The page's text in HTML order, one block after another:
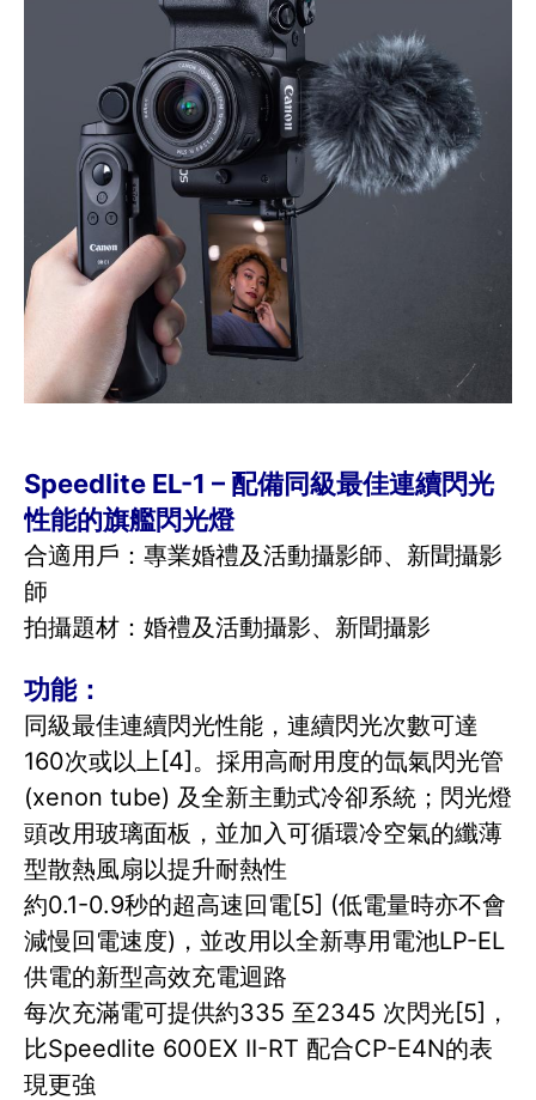
Speedlite EL-1 – 配備同級最佳連續閃光
性能的旗艦閃光燈
合適用戶：專業婚禮及活動攝影師、新聞攝影
師
拍攝題材：婚禮及活動攝影、新聞攝影
功能：
同級最佳連續閃光性能，連續閃光次數可達
160次或以上[4]。採用高耐用度的氙氣閃光管
(xenon tube) 及全新主動式冷卻系統；閃光燈
頭改用玻璃面板，並加入可循環冷空氣的纖薄
型散熱風扇以提升耐熱性
約0.1-0.9秒的超高速回電[5] (低電量時亦不會
減慢回電速度)，並改用以全新專用電池LP-EL
供電的新型高效充電迴路
每次充滿電可提供約335 至2345 次閃光[5]，
比Speedlite 600EX II-RT 配合CP-E4N的表
現更強